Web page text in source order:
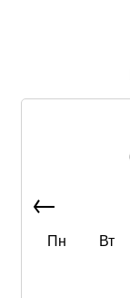
Знищені
Без води не
Швеція
На Дунаї в
Пн
Вт